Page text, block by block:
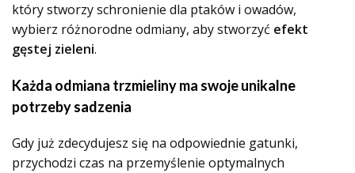
który stworzy schronienie dla ptaków i owadów,
wybierz różnorodne odmiany, aby stworzyć efekt
gęstej zieleni.
Każda odmiana trzmieliny ma swoje unikalne
potrzeby sadzenia
Gdy już zdecydujesz się na odpowiednie gatunki,
przychodzi czas na przemyślenie optymalnych